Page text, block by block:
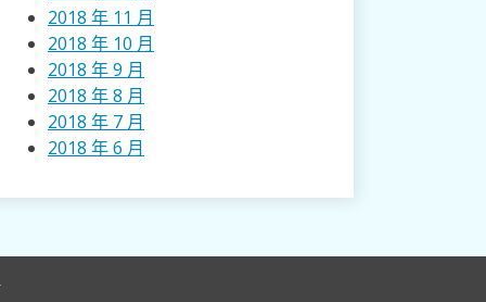
2018 年 11 月
2018 年 10 月
2018 年 9 月
2018 年 8 月
2018 年 7 月
2018 年 6 月